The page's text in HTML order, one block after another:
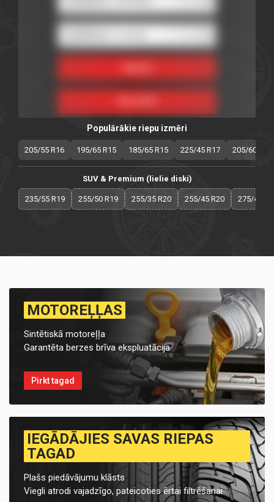
Populārākie riepu izmēri
205/55 R16 195/65 R15 185/65 R15 225/45 R17 205/60 R16
SUV & Premium (lielie diski)
235/55 R19 255/50 R19 255/35 R20 255/45 R20 275/40
MOTOREĻĻAS
Sintētiskā motoreļļa
Garantēta berzes brīva ekspluatācija
Pirkt tagad
IEGĀDĀJIES SAVAS RIEPAS
TAGAD
Plašs piedāvājumu klāsts
Viegli atrodi vajadzīgo, pateicoties ērtai filtrēšanai